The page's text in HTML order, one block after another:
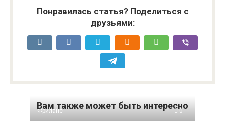
Понравилась статья? Поделиться с
друзьями:
Вам также может быть интересно
Фриланс 0